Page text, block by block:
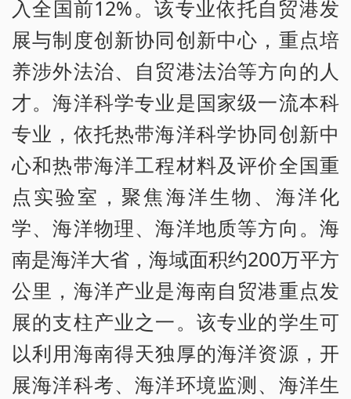
入全国前12%。该专业依托自贸港发
展与制度创新协同创新中心，重点培
养涉外法治、自贸港法治等方向的人
才。海洋科学专业是国家级一流本科
专业，依托热带海洋科学协同创新中
心和热带海洋工程材料及评价全国重
点实验室，聚焦海洋生物、海洋化
学、海洋物理、海洋地质等方向。海
南是海洋大省，海域面积约200万平方
公里，海洋产业是海南自贸港重点发
展的支柱产业之一。该专业的学生可
以利用海南得天独厚的海洋资源，开
展海洋科考、海洋环境监测、海洋生